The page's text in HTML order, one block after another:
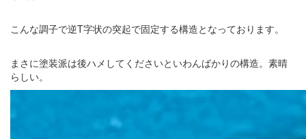
こんな調子で逆T字状の突起で固定する構造となっております。
まさに塗装派は後ハメしてくださいといわんばかりの構造。素晴
らしい。